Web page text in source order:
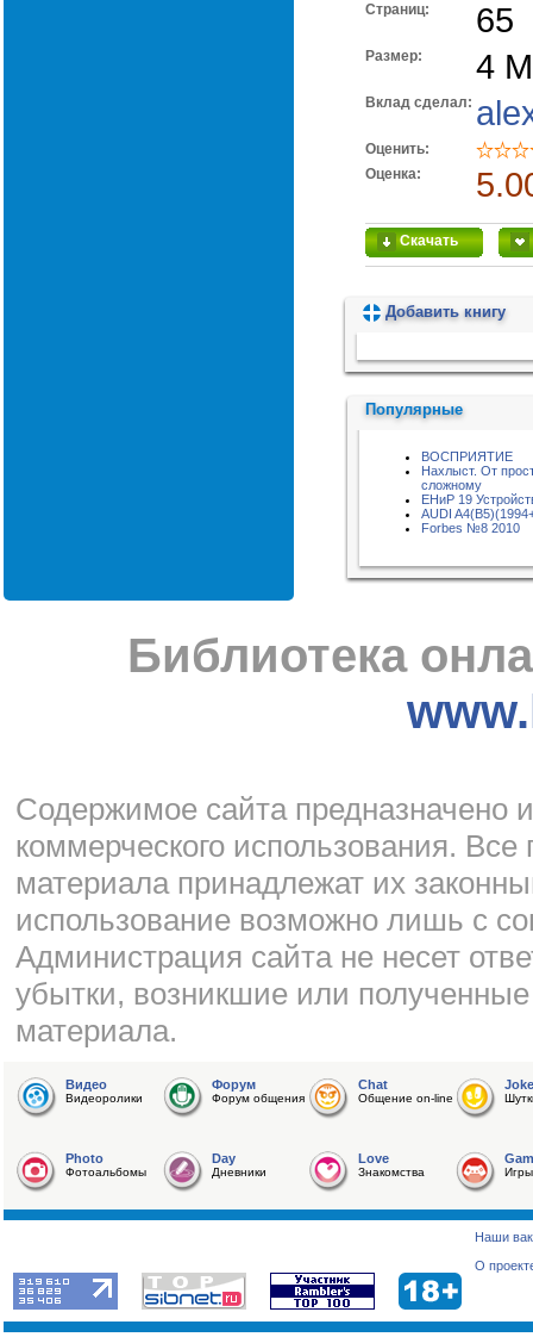
Cтраниц: 65
Размер: 4
Вклад сделал:
Оценить:
Оценка:
Скачать
Добавить книгу
Популярные
ВОСПРИЯТИЕ
Нахлыст. От
сложному
ЕНиР 19
AUDI
Forbes №8 2010
Библиотека
Cодержимое сайта предназначено
коммерческого использования.
материала принадлежат их
использование возможно лишь с
Администрация сайта не несет
убытки, возникшие или
материала.
Видео
Видеоролики
Форум
Форум общения
Chat
Общение on-line
Joke
Photo
Фотоальбомы
Day
Дневники
Love
Знакомства Игры
Наши
О